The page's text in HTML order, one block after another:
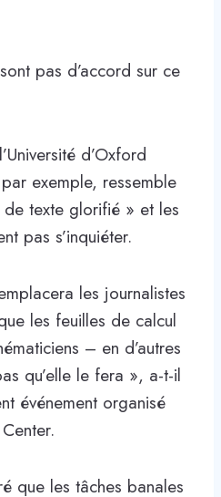
pas d’accord sur ce
d’Oxford
exemple, ressemble
texte glorifié » et les
pas s’inquiéter.
les journalistes
les feuilles de calcul
– en d’autres
qu’elle le fera », a-t-il
événement organisé
que les tâches banales